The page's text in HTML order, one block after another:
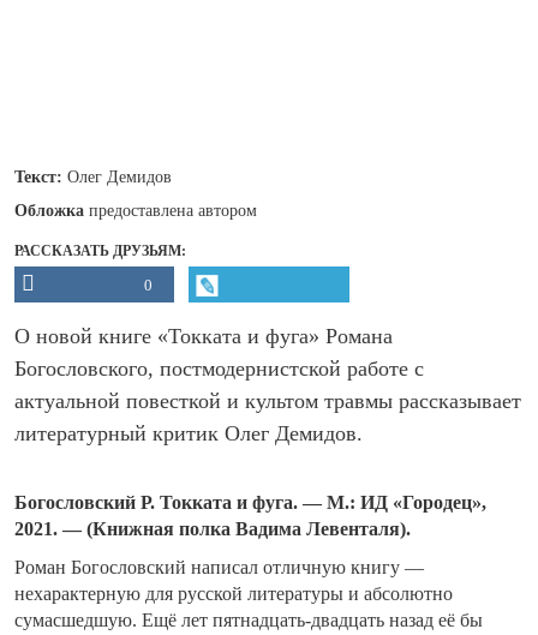
Текст: Олег Демидов
Обложка предоставлена автором
РАССКАЗАТЬ ДРУЗЬЯМ:
0
О новой книге «Токката и фуга» Романа
Богословского, постмодернистской работе с
актуальной повесткой и культом травмы рассказывает
литературный критик Олег Демидов.
Богословский Р. Токката и фуга. — М.: ИД «Городец»,
2021. — (Книжная полка Вадима Левенталя).
Роман Богословский написал отличную книгу —
нехарактерную для русской литературы и абсолютно
сумасшедшую. Ещё лет пятнадцать-двадцать назад её бы